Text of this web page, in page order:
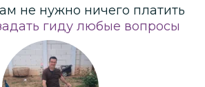
не нужно ничего платить
гиду любые вопросы